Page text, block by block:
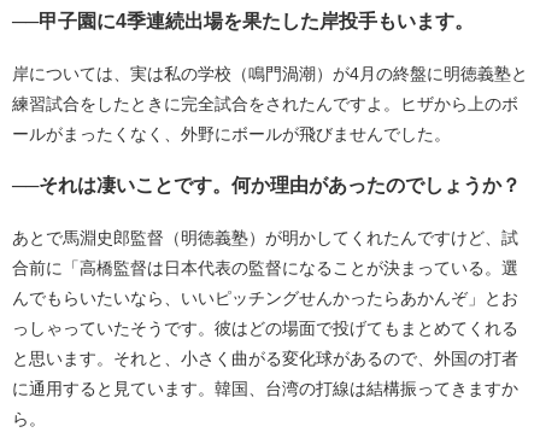
──甲子園に4季連続出場を果たした岸投手もいます。
岸については、実は私の学校（鳴門渦潮）が4月の終盤に明徳義塾と
練習試合をしたときに完全試合をされたんですよ。ヒザから上のボ
ールがまったくなく、外野にボールが飛びませんでした。
──それは凄いことです。何か理由があったのでしょうか？
あとで馬淵史郎監督（明徳義塾）が明かしてくれたんですけど、試
合前に「高橋監督は日本代表の監督になることが決まっている。選
んでもらいたいなら、いいピッチングせんかったらあかんぞ」とお
っしゃっていたそうです。彼はどの場面で投げてもまとめてくれる
と思います。それと、小さく曲がる変化球があるので、外国の打者
に通用すると見ています。韓国、台湾の打線は結構振ってきますか
ら。